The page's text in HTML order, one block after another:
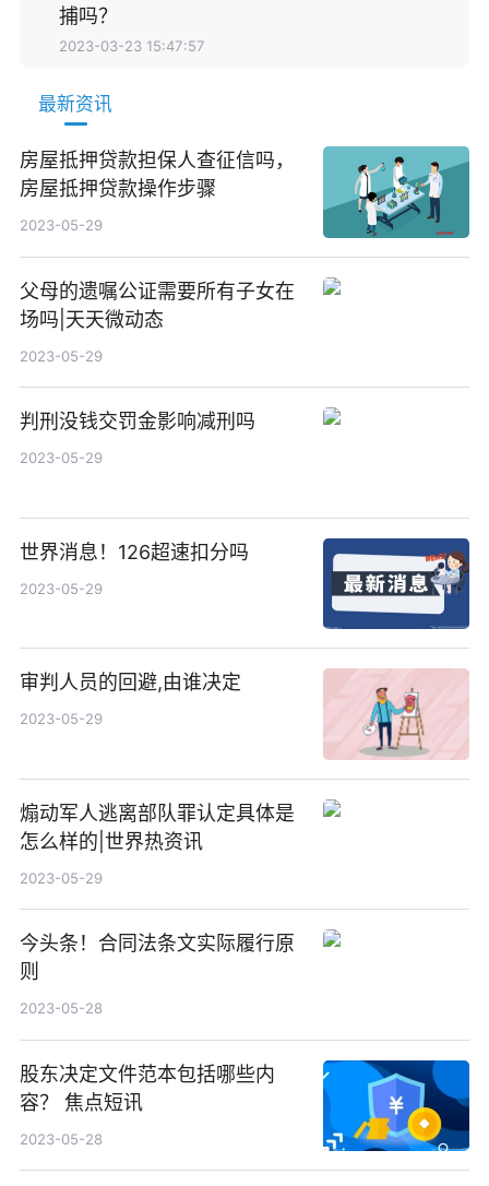
捕吗？
2023-03-23 15:47:57
最新资讯
房屋抵押贷款担保人查征信吗，
房屋抵押贷款操作步骤
2023-05-29
父母的遗嘱公证需要所有子女在
场吗|天天微动态
2023-05-29
判刑没钱交罚金影响减刑吗
2023-05-29
世界消息！126超速扣分吗
2023-05-29
审判人员的回避,由谁决定
2023-05-29
煽动军人逃离部队罪认定具体是
怎么样的|世界热资讯
2023-05-29
今头条！合同法条文实际履行原
则
2023-05-28
股东决定文件范本包括哪些内
容？ 焦点短讯
2023-05-28